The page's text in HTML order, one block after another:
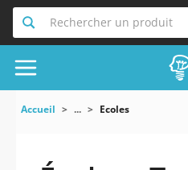
Rechercher un produit
Accueil ... Ecoles